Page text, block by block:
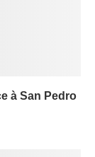
à San Pedro